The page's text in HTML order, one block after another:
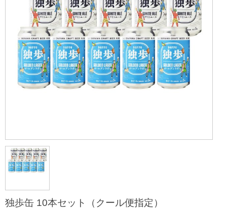
独歩缶 10本セット（クール便指定）